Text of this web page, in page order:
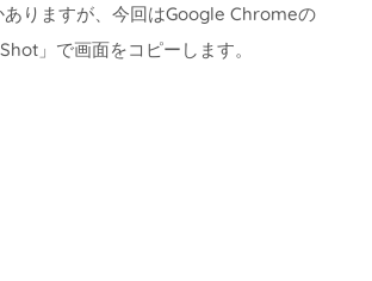
ありますが、今回はGoogle Chromeの
」で画面をコピーします。